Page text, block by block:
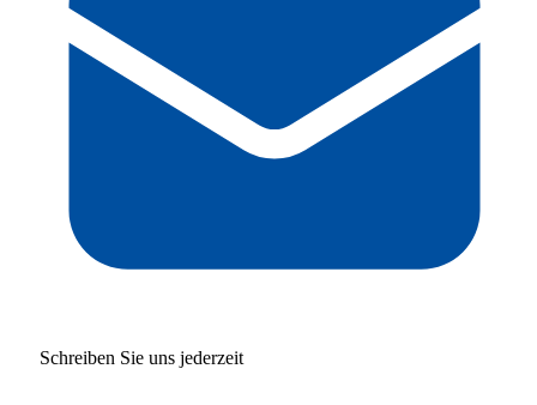
Schreiben Sie uns jederzeit